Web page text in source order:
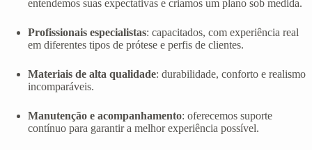
entendemos suas expectativas e criamos um plano sob medida.
Profissionais especialistas: capacitados, com experiência real
em diferentes tipos de prótese e perfis de clientes.
Materiais de alta qualidade: durabilidade, conforto e realismo
incomparáveis.
Manutenção e acompanhamento: oferecemos suporte
contínuo para garantir a melhor experiência possível.